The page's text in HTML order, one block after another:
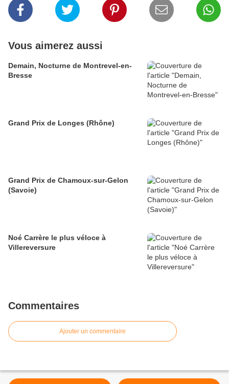
Vous aimerez aussi
Demain, Nocturne de Montrevel-en-
Bresse
Grand Prix de Longes (Rhône)
Grand Prix de Chamoux-sur-Gelon
(Savoie)
Noé Carrère le plus véloce à
Villereversure
Commentaires
Ajouter un commentaire